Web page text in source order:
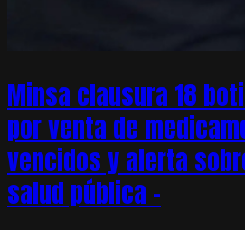
Minsa clausura 18
por venta de
vencidos y alerta
salud pública –